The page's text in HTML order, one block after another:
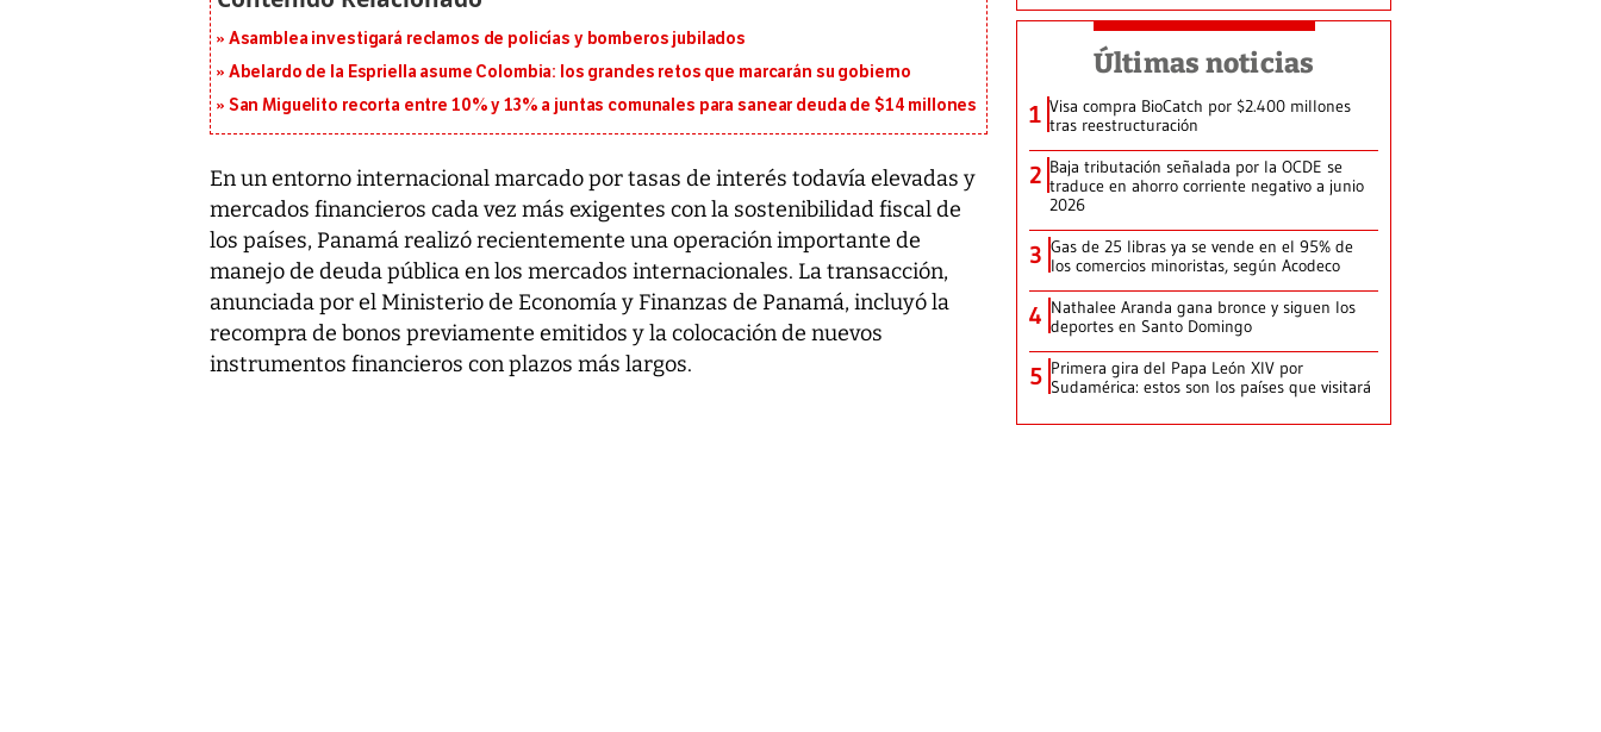
Asamblea investigará reclamos de policías y bomberos jubilados
Abelardo de la Espriella asume Colombia: los grandes retos que marcarán su gobierno
San Miguelito recorta entre 10% y 13% a juntas comunales para sanear deuda de $14 millones
En un entorno internacional marcado por tasas de interés todavía elevadas y
mercados financieros cada vez más exigentes con la sostenibilidad fiscal de
los países, Panamá realizó recientemente una operación importante de
manejo de deuda pública en los mercados internacionales. La transacción,
anunciada por el Ministerio de Economía y Finanzas de Panamá, incluyó la
recompra de bonos previamente emitidos y la colocación de nuevos
instrumentos financieros con plazos más largos.
Últimas noticias
1 Visa compra BioCatch por $2.400 millones
tras reestructuración
2 Baja tributación señalada por la OCDE se
traduce en ahorro corriente negativo a junio
2026
3 Gas de 25 libras ya se vende en el 95% de
los comercios minoristas, según Acodeco
4 Nathalee Aranda gana bronce y siguen los
deportes en Santo Domingo
5 Primera gira del Papa León XIV por
Sudamérica: estos son los países que visitará